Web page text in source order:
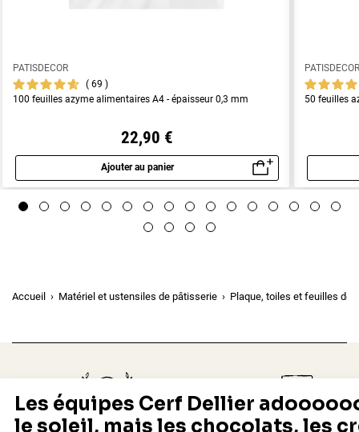
PATISDECOR
69
100 feuilles azyme alimentaires A4 - épaisseur 0,3 mm
22,90 €
Ajouter au panier
Aperçu rapide
50 feuilles
Accueil Matériel et ustensiles de pâtisserie Plaque, toiles et feuilles de
Depuis 1932 Livraison rapide 24/48h